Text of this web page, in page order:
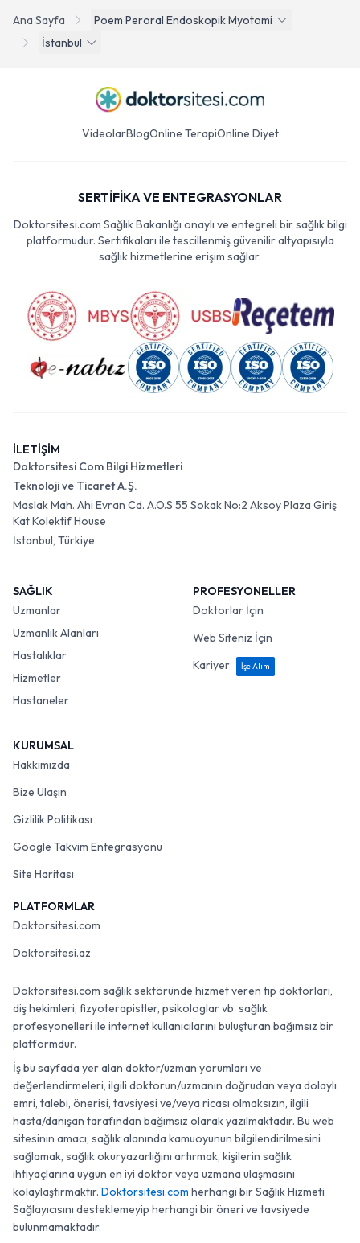
Ana Sayfa
Poem Peroral Endoskopik Myotomi
İstanbul
VideolarBlogOnline TerapiOnline Diyet
SERTİFİKA VE ENTEGRASYONLAR
Doktorsitesi.com Sağlık Bakanlığı onaylı ve entegreli bir sağlık bilgi
platformudur. Sertifikaları ile tescillenmiş güvenilir altyapısıyla
sağlık hizmetlerine erişim sağlar.
İLETİŞİM
Doktorsitesi Com Bilgi Hizmetleri
Teknoloji ve Ticaret A.Ş.
Maslak Mah. Ahi Evran Cd. A.O.S 55 Sokak No:2 Aksoy Plaza Giriş
Kat Kolektif House
İstanbul, Türkiye
SAĞLIK
Uzmanlar
Uzmanlık Alanları
Hastalıklar
Hizmetler
Hastaneler
PROFESYONELLER
Doktorlar İçin
Web Siteniz İçin
Kariyer
İşe Alım
KURUMSAL
Hakkımızda
Bize Ulaşın
Gizlilik Politikası
Google Takvim Entegrasyonu
Site Haritası
PLATFORMLAR
Doktorsitesi.com
Doktorsitesi.az
Doktorsitesi.com sağlık sektöründe hizmet veren tıp doktorları,
diş hekimleri, fizyoterapistler, psikologlar vb. sağlık
profesyonelleri ile internet kullanıcılarını buluşturan bağımsız bir
platformdur.
İş bu sayfada yer alan doktor/uzman yorumları ve
değerlendirmeleri, ilgili doktorun/uzmanın doğrudan veya dolaylı
emri, talebi, önerisi, tavsiyesi ve/veya ricası olmaksızın, ilgili
hasta/danışan tarafından bağımsız olarak yazılmaktadır. Bu web
sitesinin amacı, sağlık alanında kamuoyunun bilgilendirilmesini
sağlamak, sağlık okuryazarlığını artırmak, kişilerin sağlık
ihtiyaçlarına uygun en iyi doktor veya uzmana ulaşmasını
kolaylaştırmaktır. Doktorsitesi.com herhangi bir Sağlık Hizmeti
Sağlayıcısını desteklemeyip herhangi bir öneri ve tavsiyede
bulunmamaktadır.